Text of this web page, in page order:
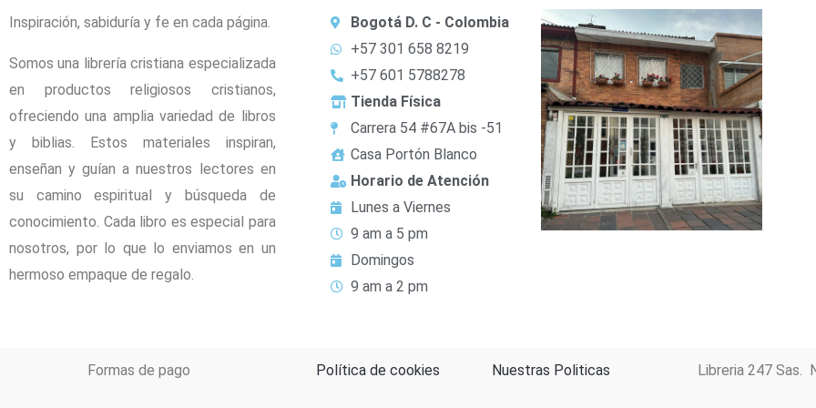
Inspiración, sabiduría y fe en cada página.
Somos una librería cristiana especializada
en productos religiosos cristianos,
ofreciendo una amplia variedad de libros
y biblias. Estos materiales inspiran,
enseñan y guían a nuestros lectores en
su camino espiritual y búsqueda de
conocimiento. Cada libro es especial para
nosotros, por lo que lo enviamos en un
hermoso empaque de regalo.
Bogotá D. C - Colombia
+57 301 658 8219
+57 601 5788278
Tienda Física
Carrera 54 #67A bis -51
Casa Portón Blanco
Horario de Atención
Lunes a Viernes
9 am a 5 pm
Domingos
9 am a 2 pm
Formas de pago Política de cookies Nuestras Politicas Libreria 247 Sas.